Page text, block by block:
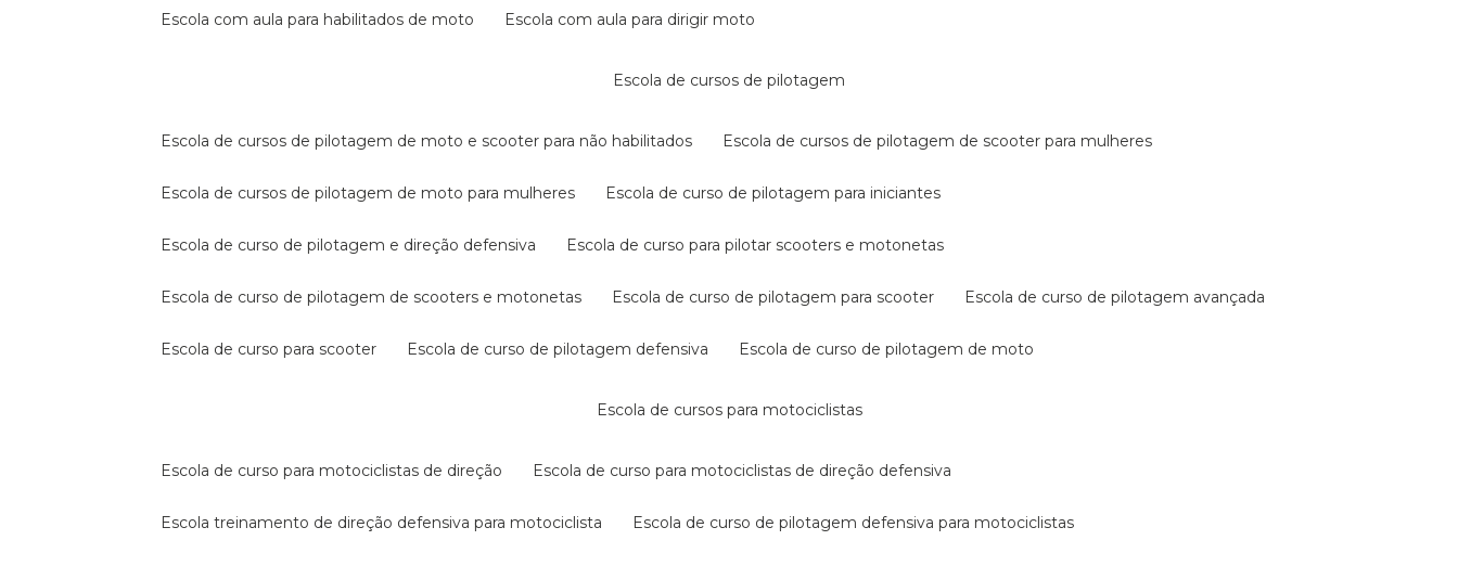
escola com aula para habilitados de moto escola com aula para dirigir moto
escola de cursos de pilotagem
escola de cursos de pilotagem de moto e scooter para não habilitados escola de cursos de pilotagem de scooter para mulheres
escola de cursos de pilotagem de moto para mulheres escola de curso de pilotagem para iniciantes
escola de curso de pilotagem e direção defensiva escola de curso para pilotar scooters e motonetas
escola de curso de pilotagem de scooters e motonetas escola de curso de pilotagem para scooter escola de curso de pilotagem avançada
escola de curso para scooter escola de curso de pilotagem defensiva escola de curso de pilotagem de moto
escola de cursos para motociclistas
escola de curso para motociclistas de direção escola de curso para motociclistas de direção defensiva
escola treinamento de direção defensiva para motociclista escola de curso de pilotagem defensiva para motociclistas